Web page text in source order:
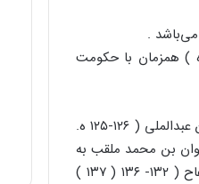
سال آن ( ۱۳۲-۱۱۴ ) همزمان با حکومت امویان و شانزده سال آن ( ۱۴۸-۱۳۲ ه ) همزمان با حکومت
آن حضرت با پنج تن از خلفای بنی امیه – هشام بن عبدالملی ( ۱۲۵-۱۰۵ ه. ق )، ولید بن یزید بن عبدالملی ( ۱۲۶-۱۲۵ ه.
ق )، ابراهیم بن ولید (۱۲۶ ه. ق"( به مدت ۷۰ روز )) و مروان بن محمد ملقب به
حمار ( ۱۳۲-۱۲۶ ه.ق ) و دو تن از خلفای بنی عباس ابوالعباس ( عبدالله بن محمد ) معروف به سفاح ( ۱۳۲- ۱۳۶ ( ۱۳۷ )